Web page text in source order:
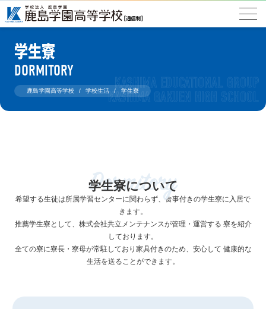
学生寮
DORMITORY
鹿島学園高等学校 学校生活 学生寮
学生寮について
Dormitory
希望する生徒は所属学習センターに関わらず、食事付きの学生寮に入居で
きます。
推薦学生寮として、株式会社共立メンテナンスが管理・運営する 寮を紹介
しております。
全ての寮に寮長・寮母が常駐しており家具付きのため、安心して 健康的な
生活を送ることができます。